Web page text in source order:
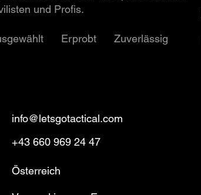
und Profis.
Erprobt Zuverlässig
info@letsgotactical.com
+43 660 969 24 47
Österreich